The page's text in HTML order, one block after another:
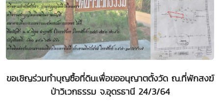
ขอเชิญร่วมทำบุญซื้อที่ดินเพื่อขออนุญาตตั้งวัด ณ.ที่พักสงฆ์
ป่าวิเวกธรรม จ.อุดรธานี 24/3/64